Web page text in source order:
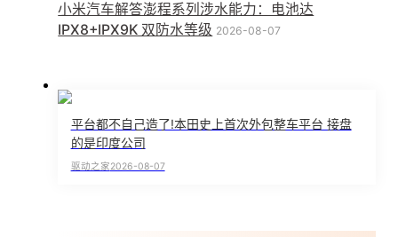
小米汽车解答澎程系列涉水能力：电池达
IPX8+IPX9K 双防水等级 2026-08-07
平台都不自己造了!本田史上首次外包整车平台 接盘
的是印度公司
驱动之家2026-08-07